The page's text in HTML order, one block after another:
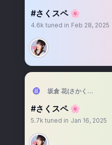
#さくスペ 🌸
4.6k tuned in Feb 28, 2025
坂倉 花(さかくら さくら)
#さくスペ 🌸
5.7k tuned in Jan 16, 2025